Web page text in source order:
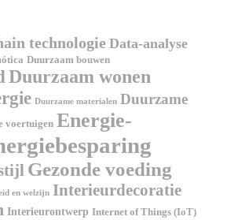
technologieData-analyse
Duurzaam bouwen
Duurzaam wonen
Duurzame materialen Duurzame
voertuigen Energie-
Gezonde voeding
en welzijn Interieurdecoratie
Interieurontwerp Internet of Things (IoT)